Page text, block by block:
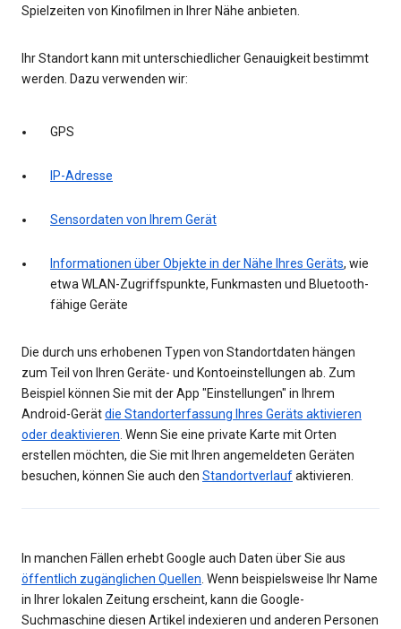
Spielzeiten von Kinofilmen in Ihrer Nähe anbieten.
Ihr Standort kann mit unterschiedlicher Genauigkeit bestimmt
werden. Dazu verwenden wir:
GPS
IP-Adresse
Sensordaten von Ihrem Gerät
Informationen über Objekte in der Nähe Ihres Geräts, wie
etwa WLAN-Zugriffspunkte, Funkmasten und Bluetooth-
fähige Geräte
Die durch uns erhobenen Typen von Standortdaten hängen
zum Teil von Ihren Geräte- und Kontoeinstellungen ab. Zum
Beispiel können Sie mit der App "Einstellungen" in Ihrem
Android-Gerätdie Standorterfassung Ihres Geräts aktivieren
oder deaktivieren. Wenn Sie eine private Karte mit Orten
erstellen möchten, die Sie mit Ihren angemeldeten Geräten
besuchen, können Sie auch den Standortverlaufaktivieren.
In manchen Fällen erhebt Google auch Daten über Sie aus
öffentlich zugänglichen Quellen. Wenn beispielsweise Ihr Name
in Ihrer lokalen Zeitung erscheint, kann die Google-
Suchmaschine diesen Artikel indexieren und anderen Personen